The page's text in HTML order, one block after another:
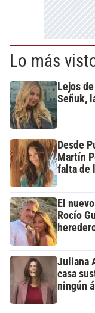
Lo más
Lejos
Señuk,
Desde
Martín
falta de
El
Rocío
Juliana
casa
ningún